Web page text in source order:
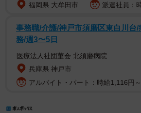
福岡県 大牟田市
派遣社員：
事務職/介護/神戸市須磨区東白川台/
務/週3〜5日
医療法人社団菫会 北須磨病院
兵庫県 神戸市
アルバイト・パート：時給1,116円